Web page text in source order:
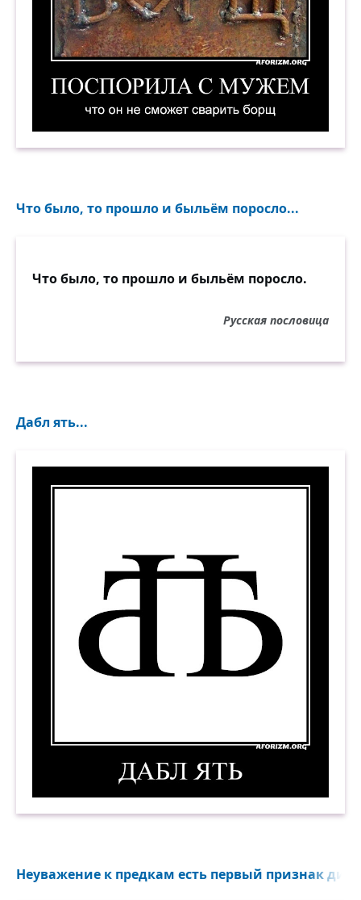
Что было, то прошло и быльём поросло...
Что было, то прошло и быльём поросло.
Русская пословица
Дабл ять...
Дабл ять. Демотиватор
Неуважение к предкам есть первый признак